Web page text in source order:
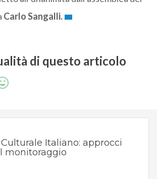
Carlo Sangalli.
di questo articolo
Italiano: approcci
monitoraggio